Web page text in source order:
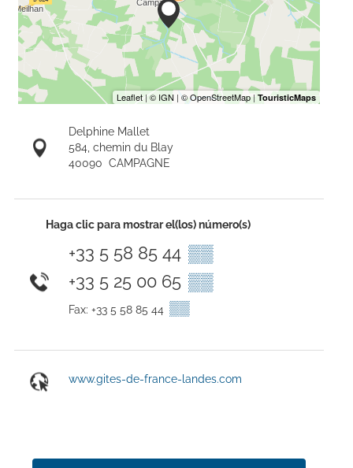
Delphine Mallet
584, chemin du Blay
40090 CAMPAGNE
Haga clic para mostrar el(los) número(s)
+33 5 58 85 44 ▒▒
+33 5 25 00 65 ▒▒
Fax: +33 5 58 85 44 ▒▒
www.gites-de-france-landes.com